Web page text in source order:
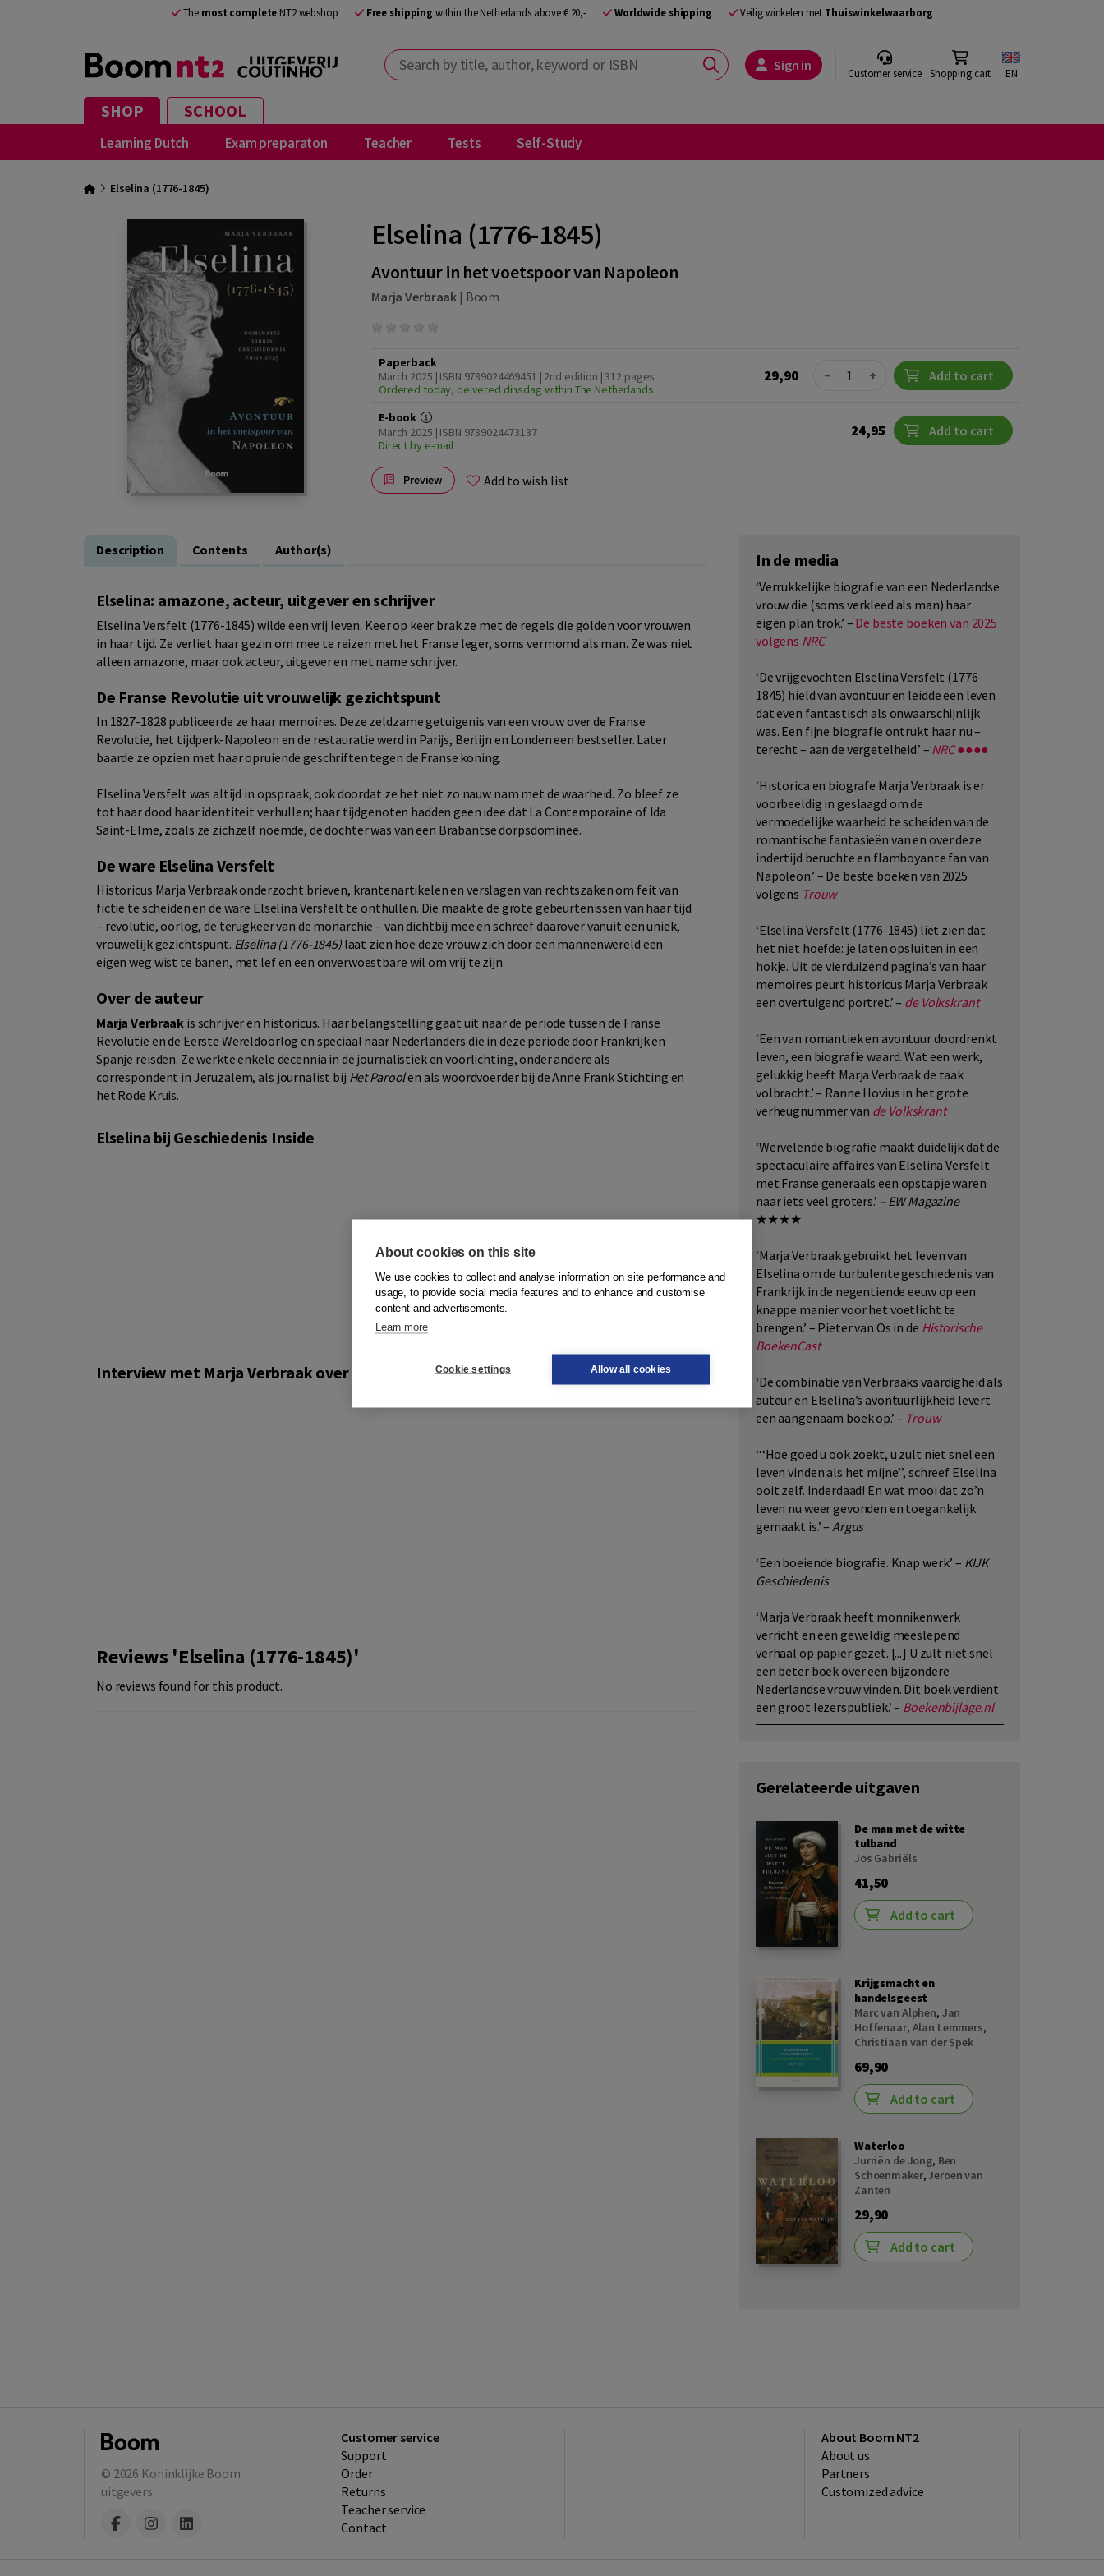
The most complete NT2 webshop Free shipping within the Netherlands above € 20,- Worldwide shipping Veilig winkelen met Thuiswinkelwaarborg
Search by title, author, keyword or ISBN Sign in Customer service Shopping cart EN
SHOP SCHOOL
Learning Dutch Exam preparaton Teacher Tests Self-Study
Elselina (1776-1845)
Elselina (1776-1845)
Avontuur in het voetspoor van Napoleon
Marja Verbraak | Boom
Paperback
March 2025 | ISBN 9789024469451 | 2nd edition | 312 pages
Ordered today, deivered dinsdag within The Netherlands
29,90 Quantity
− + Add to cart
E-book
March 2025 | ISBN 9789024473137
Direct by e-mail
24,95 Add to cart
Preview Add to wish list
Description Contents Author(s)
Elselina: amazone, acteur, uitgever en schrijver
Elselina Versfelt (1776-1845) wilde een vrij leven. Keer op keer brak ze met de regels die golden voor vrouwen
in haar tijd. Ze verliet haar gezin om mee te reizen met het Franse leger, soms vermomd als man. Ze was niet
alleen amazone, maar ook acteur, uitgever en met name schrijver.
De Franse Revolutie uit vrouwelijk gezichtspunt
In 1827-1828 publiceerde ze haar memoires. Deze zeldzame getuigenis van een vrouw over de Franse
Revolutie, het tijdperk-Napoleon en de restauratie werd in Parijs, Berlijn en Londen een bestseller. Later
baarde ze opzien met haar opruiende geschriften tegen de Franse koning.
Elselina Versfelt was altijd in opspraak, ook doordat ze het niet zo nauw nam met de waarheid. Zo bleef ze
tot haar dood haar identiteit verhullen; haar tijdgenoten hadden geen idee dat La Contemporaine of Ida
Saint-Elme, zoals ze zichzelf noemde, de dochter was van een Brabantse dorpsdominee.
De ware Elselina Versfelt
Historicus Marja Verbraak onderzocht brieven, krantenartikelen en verslagen van rechtszaken om feit van
fictie te scheiden en de ware Elselina Versfelt te onthullen. Die maakte de grote gebeurtenissen van haar tijd
– revolutie, oorlog, de terugkeer van de monarchie – van dichtbij mee en schreef daarover vanuit een uniek,
vrouwelijk gezichtspunt. Elselina (1776-1845)laat zien hoe deze vrouw zich door een mannenwereld een
eigen weg wist te banen, met lef en een onverwoestbare wil om vrij te zijn.
Over de auteur
Marja Verbraak is schrijver en historicus. Haar belangstelling gaat uit naar de periode tussen de Franse
Revolutie en de Eerste Wereldoorlog en speciaal naar Nederlanders die in deze periode door Frankrijk en
Spanje reisden. Ze werkte enkele decennia in de journalistiek en voorlichting, onder andere als
correspondent in Jeruzalem, als journalist bij Het Paroolen als woordvoerder bij de Anne Frank Stichting en
het Rode Kruis.
Elselina bij Geschiedenis Inside
Interview met Marja Verbraak over Elselina Versfelt
Reviews 'Elselina (1776-1845)'
No reviews found for this product.
In de media
‘Verrukkelijke biografie van een Nederlandse
vrouw die (soms verkleed als man) haar
eigen plan trok.’ – De beste boeken van 2025
volgens NRC
‘De vrijgevochten Elselina Versfelt (1776-
1845) hield van avontuur en leidde een leven
dat even fantastisch als onwaarschijnlijk
was. Een fijne biografie ontrukt haar nu –
terecht – aan de vergetelheid.’ – NRC●●●●
‘Historica en biografe Marja Verbraak is er
voorbeeldig in geslaagd om de
vermoedelijke waarheid te scheiden van de
romantische fantasieën van en over deze
indertijd beruchte en flamboyante fan van
Napoleon.’ – De beste boeken van 2025
volgens Trouw
‘Elselina Versfelt (1776-1845) liet zien dat
het niet hoefde: je laten opsluiten in een
hokje. Uit de vierduizend pagina’s van haar
memoires peurt historicus Marja Verbraak
een overtuigend portret.’ – de Volkskrant
‘Een van romantiek en avontuur doordrenkt
leven, een biografie waard. Wat een werk,
gelukkig heeft Marja Verbraak de taak
volbracht.’ – Ranne Hovius in het grote
verheugnummer van de Volkskrant
‘Wervelende biografie maakt duidelijk dat de
spectaculaire affaires van Elselina Versfelt
met Franse generaals een opstapje waren
naar iets veel groters.’ – EW Magazine
★★★★
‘Marja Verbraak gebruikt het leven van
Elselina om de turbulente geschiedenis van
Frankrijk in de negentiende eeuw op een
knappe manier voor het voetlicht te
brengen.’ – Pieter van Os in de Historische
BoekenCast
‘De combinatie van Verbraaks vaardigheid als
auteur en Elselina’s avontuurlijkheid levert
een aangenaam boek op.’ – Trouw
‘‘‘Hoe goed u ook zoekt, u zult niet snel een
leven vinden als het mijne’’, schreef Elselina
ooit zelf. Inderdaad! En wat mooi dat zo’n
leven nu weer gevonden en toegankelijk
gemaakt is.’ – Argus
‘Een boeiende biografie. Knap werk.’ – KIJK
Geschiedenis
‘Marja Verbraak heeft monnikenwerk
verricht en een geweldig meeslepend
verhaal op papier gezet. [...] U zult niet snel
een beter boek over een bijzondere
Nederlandse vrouw vinden. Dit boek verdient
een groot lezerspubliek.’ – Boekenbijlage.nl
Gerelateerde uitgaven
De man met de witte
tulband
Jos Gabriëls
41,50
Add to cart
Krijgsmacht en
handelsgeest
Marc van Alphen, Jan
Hoffenaar, Alan Lemmers,
Christiaan van der Spek
69,90
Add to cart
Waterloo
Jurriën de Jong, Ben
Schoenmaker,Jeroen van
Zanten
29,90
Add to cart
© 2026 Koninklijke Boom
uitgevers
Customer service
Support
Order
Returns
Teacher service
Contact
About Boom NT2
About us
Partners
Customized advice
About cookies on this site
We use cookies to collect and analyse information on site performance and
usage, to provide social media features and to enhance and customise
content and advertisements.
Learn more
Cookie settings Allow all cookies